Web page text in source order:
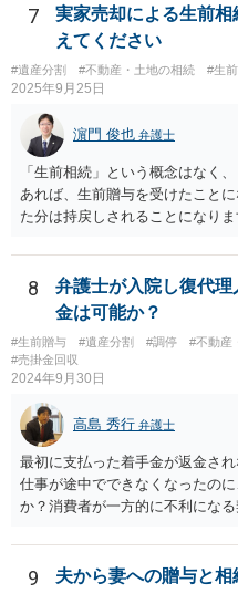
産を信託口に移し、受託者（信
・生存中はあなたの生活費・介
体へ と使途を厳格に指定。相続
与を大きく排除できます。 ②遺
に残し、余剰資金で受取人を友
相続財産とは別枠で、遺留分対
因贈与 「介護・見守り等を条件
不履行なら無効にでき、老後の
除条件 慈善団体への寄附を予約
を設定。 などがあり得るかと思わ
7
実家売却による生前
えてください
#遺産分割 #不動産・土地の相続 #生
2025年9月25日
濵門 俊也 弁護士
「生前相続」という概念はなく
あれば、生前贈与を受けたこと
た分は持戻しされることになりま
8
弁護士が入院し復代
金は可能か？
#生前贈与 #遺産分割 #調停 #不動産
#売掛金回収
2024年9月30日
高島 秀行 弁護士
最初に支払った着手金が返金さ
仕事が途中でできなくなったの
か？消費者が一方的に不利に
務があると思います。 倒れた
れた方がよいと思います。 倒
すが、 判断能力があり、復代
9 夫から妻への贈与と相